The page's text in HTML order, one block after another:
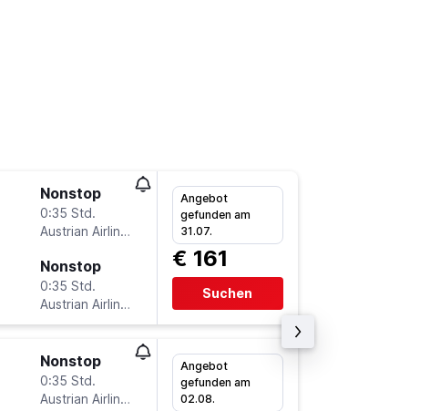
Nonstop
0:35 Std.
Austrian Airlines
Nonstop
0:35 Std.
Austrian Airlines
Angebot
gefunden am
31.07.
€ 161
Suchen
Nonstop
0:35 Std.
Austrian Airlines
Angebot
gefunden am
02.08.